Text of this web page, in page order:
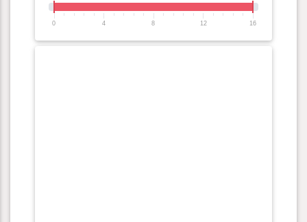
0 4 8 12 16